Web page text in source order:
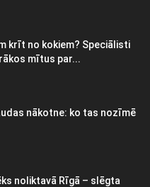
krīt no kokiem? Speciālisti
mītus par...
nākotne: ko tas nozīmē
noliktavā Rīgā – slēgta